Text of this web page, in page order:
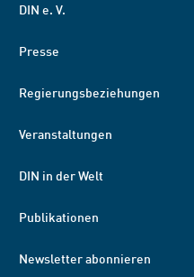
DIN e. V.
Presse
Regierungsbeziehungen
Veranstaltungen
DIN in der Welt
Publikationen
Newsletter abonnieren